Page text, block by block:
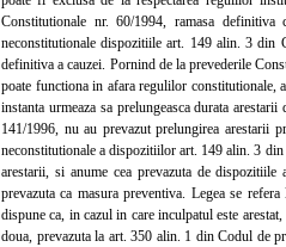
Constitutionale nr. 60/1994, ramasa
neconstitutionale dispozitiile art. 149 alin. 3 din
definitiva a cauzei. Pornind de la prevederile
poate functiona in afara regulilor constitutionale,
instanta urmeaza sa prelungeasca durata
141/1996, nu au prevazut prelungirea arestarii
neconstitutionale a dispozitiilor art. 149 alin. 3
arestarii, si anume cea prevazuta de
prevazuta ca masura preventiva. Legea se
dispune ca, in cazul in care inculpatul este
doua, prevazuta la art. 350 alin. 1 din Codul de